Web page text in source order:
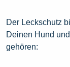
Der Leckschutz
Deinen Hund
gehören: